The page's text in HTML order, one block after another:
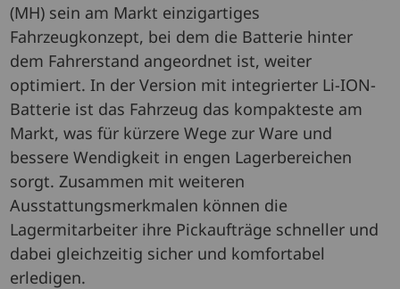
(MH) sein am Markt einzigartiges
Fahrzeugkonzept, bei dem die Batterie hinter
dem Fahrerstand angeordnet ist, weiter
optimiert. In der Version mit integrierter Li-ION-
Batterie ist das Fahrzeug das kompakteste am
Markt, was für kürzere Wege zur Ware und
bessere Wendigkeit in engen Lagerbereichen
sorgt. Zusammen mit weiteren
Ausstattungsmerkmalen können die
Lagermitarbeiter ihre Pickaufträge schneller und
dabei gleichzeitig sicher und komfortabel
erledigen.